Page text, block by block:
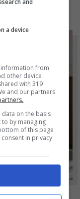
a device
from
other device
with 319
and our partners
on the basis
to by managing
of this page
in privacy